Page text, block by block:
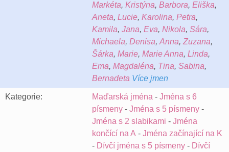
Markéta, Kristýna, Barbora, Eliška,
Aneta, Lucie, Karolina, Petra,
Kamila, Jana, Eva, Nikola, Sára,
Michaela, Denisa, Anna, Zuzana,
Šárka, Marie, Marie Anna, Linda,
Ema, Magdaléna, Tina, Sabina,
Bernadeta Více jmen
Kategorie: Maďarská jména - Jména s 6
písmeny - Jména s 5 písmeny -
Jména s 2 slabikami - Jména
končící na A - Jména začínající na K
- Dívčí jména s 5 písmeny - Dívčí